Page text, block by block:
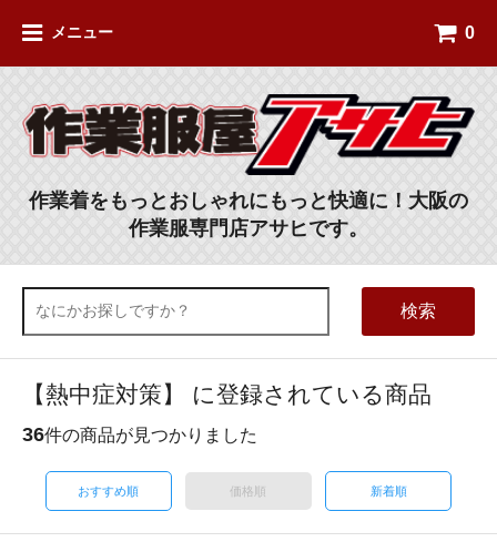
メニュー 0
作業着をもっとおしゃれにもっと快適に！大阪の
作業服専門店アサヒです。
検索
【熱中症対策】 に登録されている商品
36件の商品が見つかりました
おすすめ順 価格順 新着順